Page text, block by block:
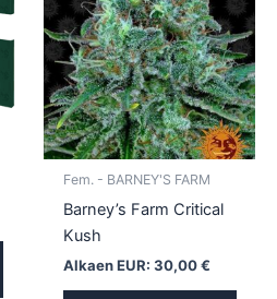
on
useampi
muunnelma.
tehdä
valinnat
Fem. - BARNEY'S FARM
Barney’s Farm Critical
Kush
Alkaen EUR: 30,00€
on
Voit
tehdä